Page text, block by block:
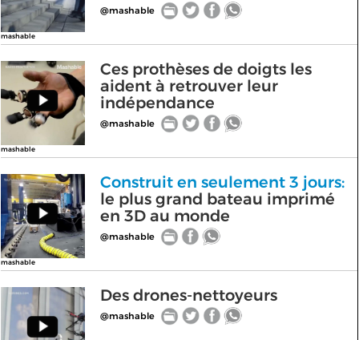
mashable
@mashable
mashable
Ces prothèses de doigts les
aident à retrouver leur
indépendance
@mashable
mashable
Construit en seulement 3 jours:
le plus grand bateau imprimé
en 3D au monde
@mashable
Des drones-nettoyeurs
@mashable